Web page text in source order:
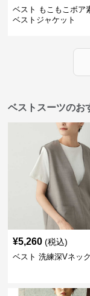
ベスト もこもこボア
ベストジャケット
ベストスーツのお
¥5,260 (税込)
ベスト 洗練深Vネッ